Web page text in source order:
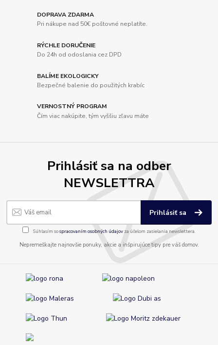
DOPRAVA ZDARMA
Pri nákupe nad 50€ poštovné neplatíte.
RÝCHLE DORUČENIE
Do 24h od odoslania cez DPD
BALÍME EKOLOGICKY
Bezpečné balenie do použitých krabíc
VERNOSTNÝ PROGRAM
Čím viac nakúpite, tým vyššiu zľavu máte
Prihlásiť sa na odber
NEWSLETTRA
Prihlásiť sa
Súhlasím sospracovaním osobných údajov za účelom zasielania newslettera.
Nepremeškajte najnovšie ponuky, akcie a inšpirujúce tipy pre váš domov.